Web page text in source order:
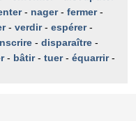
- nager- fermer-
- verdir- espérer-
- disparaître -
- bâtir- tuer- équarrir-